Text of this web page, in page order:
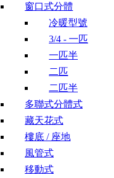
窗口式分體
冷暖型號
3/4 - 一匹
一匹半
二匹
二匹半
多聯式分體式
藏天花式
樓底 / 座地
風管式
移動式